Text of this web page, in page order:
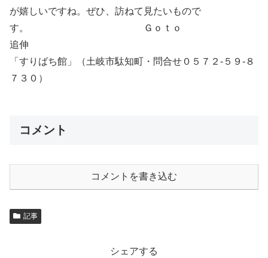
が嬉しいですね。ぜひ、訪ねて見たいもので
す。 Ｇｏｔｏ
追伸
「すりばち館」（土岐市駄知町・問合せ０５７２-５９-８
７３０）
コメント
コメントを書き込む
記事
シェアする